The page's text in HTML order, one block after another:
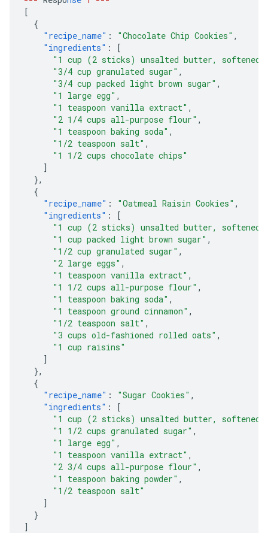
[
{
"recipe_name" : "Chocolate Chip Cookies" ,
"ingredients" :
[
"1 cup (2 sticks) unsalted butter, softened"
"3/4 cup granulated sugar" ,
"3/4 cup packed light brown sugar" ,
"1 large egg" ,
"1 teaspoon vanilla extract" ,
"2 1/4 cups all-purpose flour" ,
"1 teaspoon baking soda" ,
"1/2 teaspoon salt" ,
"1 1/2 cups chocolate chips"
]
},
{
"recipe_name" : "Oatmeal Raisin Cookies" ,
"ingredients" :
[
"1 cup (2 sticks) unsalted butter, softened"
"1 cup packed light brown sugar" ,
"1/2 cup granulated sugar" ,
"2 large eggs" ,
"1 teaspoon vanilla extract" ,
"1 1/2 cups all-purpose flour" ,
"1 teaspoon baking soda" ,
"1 teaspoon ground cinnamon" ,
"1/2 teaspoon salt" ,
"3 cups old-fashioned rolled oats" ,
"1 cup raisins"
]
},
{
"recipe_name" : "Sugar Cookies" ,
"ingredients" :
[
"1 cup (2 sticks) unsalted butter, softened"
"1 1/2 cups granulated sugar" ,
"1 large egg" ,
"1 teaspoon vanilla extract" ,
"2 3/4 cups all-purpose flour" ,
"1 teaspoon baking powder" ,
"1/2 teaspoon salt"
]
}
]